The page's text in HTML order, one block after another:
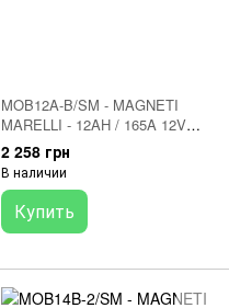
MOB12A-B/SM - MAGNETI
MARELLI - 12AH / 165A 12V
Стартерная аккумуляторная
батарея
2 258 грн
В наличии
Купить